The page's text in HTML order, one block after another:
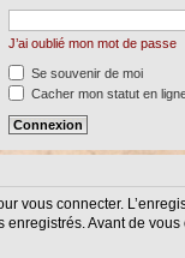
J’ai oublié mon mot de passe
Se souvenir de moi
Cacher mon statut en
vous connecter.
Avant de